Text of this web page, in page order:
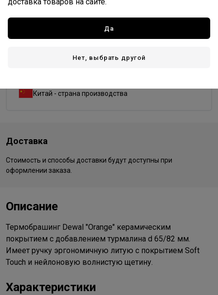
Китай - страна производства
Доставка
Стоимость и способы доставки будут доступны при
оформлении заказа.
Описание
Термобрашинг Dewal "Orange" керамическим
покрытием с добавлением турмалина d 65/82 мм.
Имеет ручку эргономичную литую с покрытием Soft
Touch и нейлоновую волнистую щетину.
Характеристики
Да
Нет, выбрать другой